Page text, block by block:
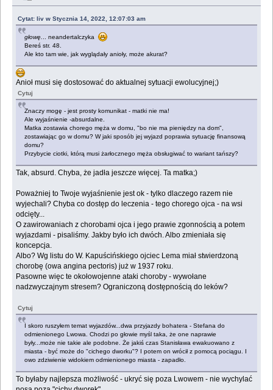
Cytat: liv w Stycznia 14, 2022, 12:07:03 am
głowę.
.. neandertalczyka
Bereś str. 48.
Ale kto tam wie, jak wyglądały anioły, może akurat?
Anioł musi się dostosować do aktualnej sytuacji ewolucyjnej;)
Cytuj
Znaczy mogę - jest prosty komunikat - matki nie ma!
Ale wyjaśnienie -absurdalne.
Matka zostawia chorego męża w domu, "bo nie ma pieniędzy na dom",
zostawiając go w domu? W jaki sposób jej wyjazd poprawia sytuację finansową
domu?
Przybycie ciotki, którą musi żarłocznego męża obsługiwać to wariant tańszy?
Tak, absurd. Chyba, że jadła jeszcze więcej. Ta matka;)
Poważniej to Twoje wyjaśnienie jest ok - tylko dlaczego razem nie
wyjechali? Chyba co dostęp do leczenia - tego chorego ojca - na wsi
odcięty...
O zawirowaniach z chorobami ojca i jego prawie zgonnością a potem
wyjazdami - pisaliśmy. Jakby było ich dwóch. Albo zmieniała się
koncepcja.
Albo? Wg listu do W. Kapuścińskiego ojciec Lema miał stwierdzoną
chorobę (owa angina pectoris) już w 1937 roku.
Pasowne więc te okołowojenne ataki choroby - wywołane
nadzwyczajnym stresem? Ograniczoną dostępnością do leków?
Cytuj
I skoro ruszyłem temat wyjazdów...dwa przyjazdy bohatera - Stefana do
odmienionego Lwowa. Chodzi po głowie myśl taka, że one naprawie
były...może nie takie ale podobne. Że jakiś czas Stanisława ewakuowano z
miasta - być może do "cichego dworku"? I potem on wrócił z pomocą pociągu. I
owo zdziwienie widokiem odmienionego miasta - zapadło.
To byłaby najlepsza możliwość - ukryć się poza Lwowem - nie wychylać